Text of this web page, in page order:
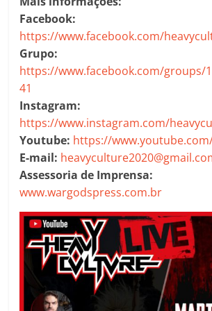
Facebook:
https://www.facebook.com/
Grupo:
https://www.facebook.com/groups/
41
Instagram:
https://www.instagram.com/
Youtube: https://
E-mail:
Assessoria de Imprensa:
www.wargodspress.com.br